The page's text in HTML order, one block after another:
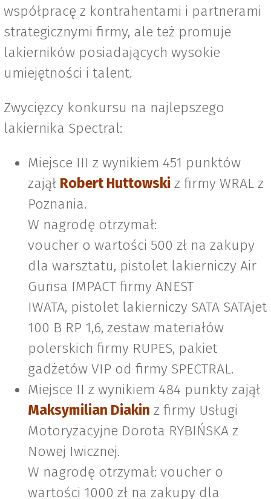
współpracę z kontrahentami i partnerami
strategicznymi firmy, ale też promuje
lakierników posiadających wysokie
umiejętności i talent.
Zwycięzcy konkursu na najlepszego
lakiernika Spectral:
Miejsce III z wynikiem 451 punktów
zajął Robert Huttowski z firmy WRAL z
Poznania.
W nagrodę otrzymał:
voucher o wartości 500 zł na zakupy
dla warsztatu, pistolet lakierniczy Air
Gunsa IMPACT firmy ANEST
IWATA, pistolet lakierniczy SATA SATAjet
100 B RP 1,6, zestaw materiałów
polerskich firmy RUPES, pakiet
gadżetów VIP od firmy SPECTRAL.
Miejsce II z wynikiem 484 punkty zajął
Maksymilian Diakin z firmy Usługi
Motoryzacyjne Dorota RYBIŃSKA z
Nowej Iwicznej.
W nagrodę otrzymał: voucher o
wartości 1000 zł na zakupy dla